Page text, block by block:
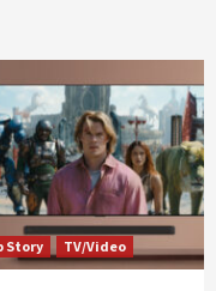
Story TV/Video